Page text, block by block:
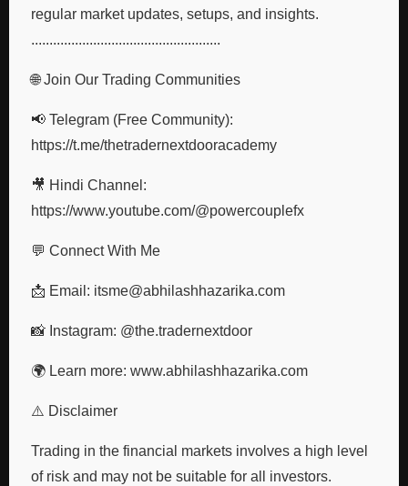
regular market updates, setups, and insights.
....................................................
🌐 Join Our Trading Communities
📢 Telegram (Free Community):
https://t.me/thetradernextdooracademy
🎥 Hindi Channel:
https://www.youtube.com/@powercouplefx
💬 Connect With Me
📩 Email: itsme@abhilashhazarika.com
📸 Instagram: @the.tradernextdoor
🌍 Learn more: www.abhilashhazarika.com
⚠️ Disclaimer
Trading in the financial markets involves a high level
of risk and may not be suitable for all investors.